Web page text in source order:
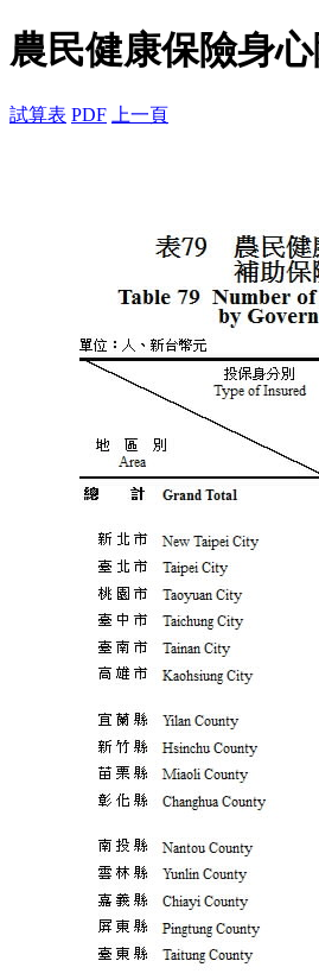
農民健康保險身
試算表 PDF 上一頁